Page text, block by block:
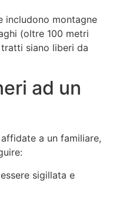
includono montagne
(oltre 100 metri
siano liberi da
ad un
a un familiare,
essere sigillata e